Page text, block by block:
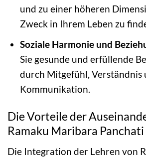
und zu einer höheren
Zweck in Ihrem Leben zu
Soziale Harmonie und
Sie gesunde und erfüllende
durch Mitgefühl, Verständnis
Kommunikation.
Die Vorteile der
Ramaku Maribara
Die Integration der Lehren von